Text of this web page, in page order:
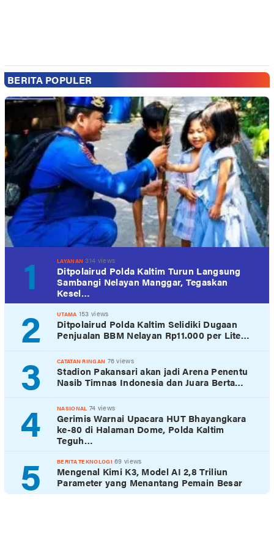
BERITA POPULER
1 LAYANAN 314 views
Ditpolairud Polda Kaltim Turun Langsung
Sambangi Nelayan Manggar, Tegaskan
Kesel…
2 UTAMA 153 views
Ditpolairud Polda Kaltim Selidiki Dugaan
Penjualan BBM Nelayan Rp11.000 per Lite…
3 CATATAN RINGAN 76 views
Stadion Pakansari akan jadi Arena Penentu
Nasib Timnas Indonesia dan Juara Berta…
4 NASIONAL 74 views
Gerimis Warnai Upacara HUT Bhayangkara
ke-80 di Halaman Dome, Polda Kaltim
Teguh…
5 BERITA TEKNOLOGI 69 views
Mengenal Kimi K3, Model AI 2,8 Triliun
Parameter yang Menantang Pemain Besar